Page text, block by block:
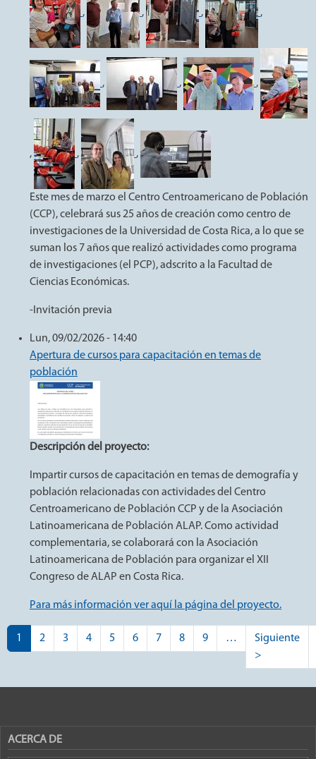
, , , ,
, , ,
, , ,
Este mes de marzo el Centro Centroamericano de Población
(CCP), celebrará sus 25 años de creación como centro de
investigaciones de la Universidad de Costa Rica, a lo que se
suman los 7 años que realizó actividades como programa
de investigaciones (el PCP), adscrito a la Facultad de
Ciencias Económicas.
-Invitación previa
Lun, 09/02/2026 - 14:40
Apertura de cursos para capacitación en temas de
población
Descripción del proyecto:
Impartir cursos de capacitación en temas de demografía y
población relacionadas con actividades del Centro
Centroamericano de Población CCP y de la Asociación
Latinoamericana de Población ALAP. Como actividad
complementaria, se colaborará con la Asociación
Latinoamericana de Población para organizar el XII
Congreso de ALAP en Costa Rica.
Para más información ver aquí la página del proyecto.
Paginación
1 2 3 4 5 6 7 8 9 …
Siguiente
>
ACERCA DE